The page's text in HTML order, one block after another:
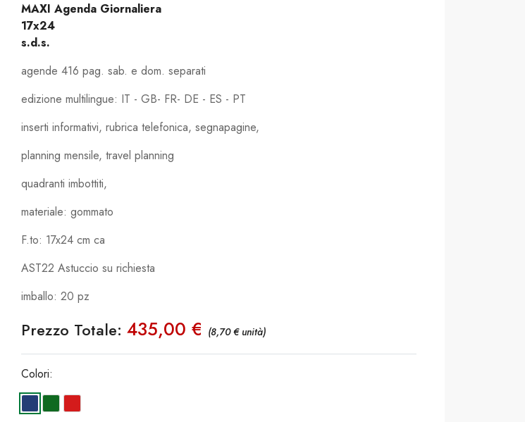
MAXI Agenda Giornaliera
17x24
s.d.s.
agende 416 pag. sab. e dom. separati
edizione multilingue: IT - GB- FR- DE - ES - PT
inserti informativi, rubrica telefonica, segnapagine,
planning mensile, travel planning
quadranti imbottiti,
materiale: gommato
F.to: 17x24 cm ca
AST22 Astuccio su richiesta
imballo: 20 pz
Prezzo Totale: 435,00 € (8,70 € unità)
Colori: